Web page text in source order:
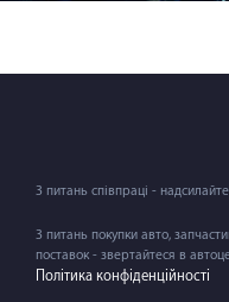
З питань співпраці -
З питань покупки авто,
поставок - звертайтеся в
Політика конфіденційності